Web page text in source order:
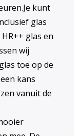
kunt
glas
glas en
wij
toe op de
kans
vanuit de